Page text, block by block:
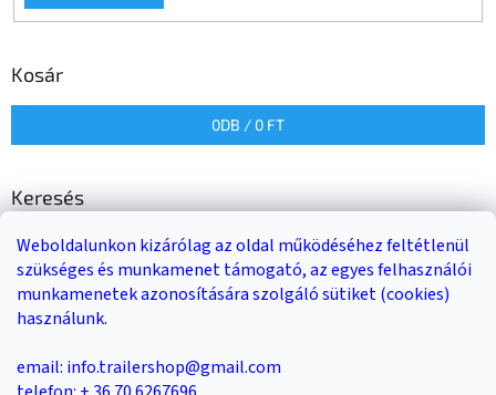
Weboldalunkon kizárólag az oldal működéséhez feltétlenül
szükséges és munkamenet támogató, az egyes felhasználói
munkamenetek azonosítására szolgáló sütiket (cookies)
használunk.
email: info.trailershop@gmail.com
Kosár
0DB / 0 FT
Keresés
KERESÉS